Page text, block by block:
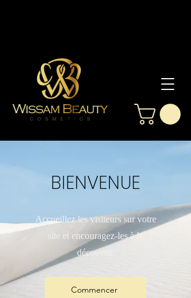
BIENVENUE
Accueillez les visiteurs sur votre
site et encouragez-les à le
découvrir.
Commencer